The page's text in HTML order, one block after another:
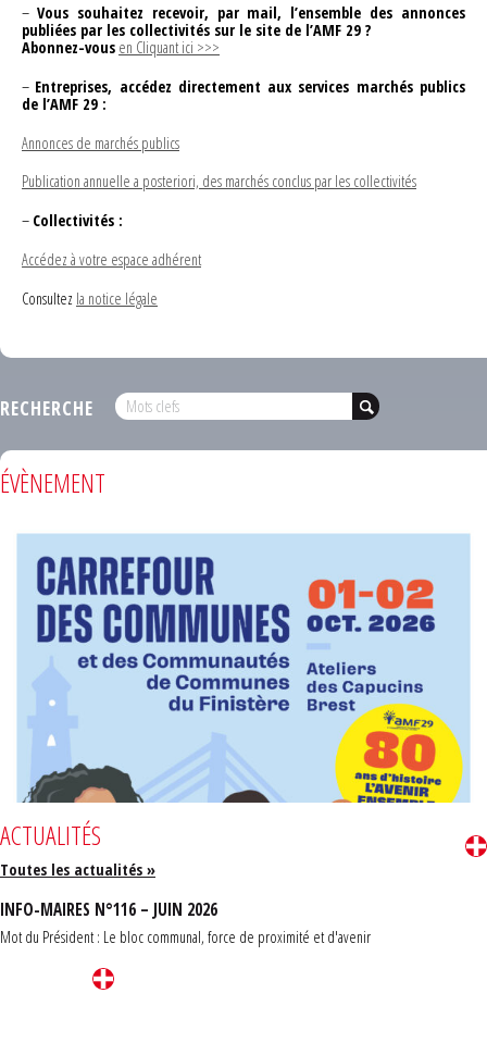
– Vous souhaitez recevoir, par mail, l’ensemble des annonces
publiées par les collectivités sur le site de l’AMF 29 ?
Abonnez-vous en Cliquant ici >>>
– Entreprises, accédez directement aux services marchés publics
de l’AMF 29 :
Annonces de marchés publics
Publication annuelle a posteriori, des marchés conclus par les collectivités
– Collectivités :
Accédez à votre espace adhérent
Consultez la notice légale
RECHERCHE
ÉVÈNEMENT
ACTUALITÉS
Toutes les actualités »
INFO-MAIRES N°116 – JUIN 2026
Mot du Président : Le bloc communal, force de proximité et d'avenir